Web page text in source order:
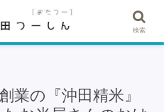
載希望はこちら★
業の『沖田精米』
検索